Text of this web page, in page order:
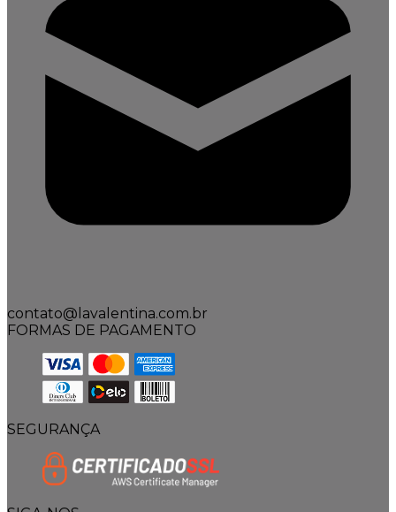
contato@lavalentina.com.br
FORMAS DE PAGAMENTO
SEGURANÇA